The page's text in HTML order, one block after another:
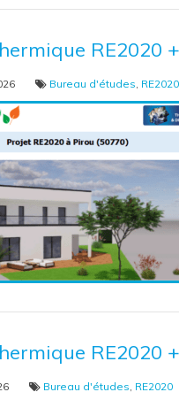
RE2020
Bureau d'études RE2020
RE2020
Bureau d'études RE2020